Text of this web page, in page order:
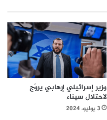
وزير إسرائيلي إرهابي يروّج
لاحتلال سيناء
3 يوليو، 2024